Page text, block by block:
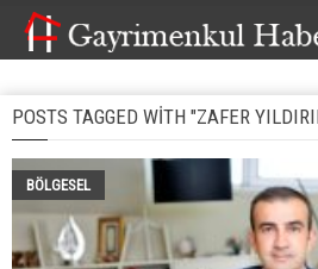
POSTS TAGGED WITH "ZAFER
BÖLGESEL